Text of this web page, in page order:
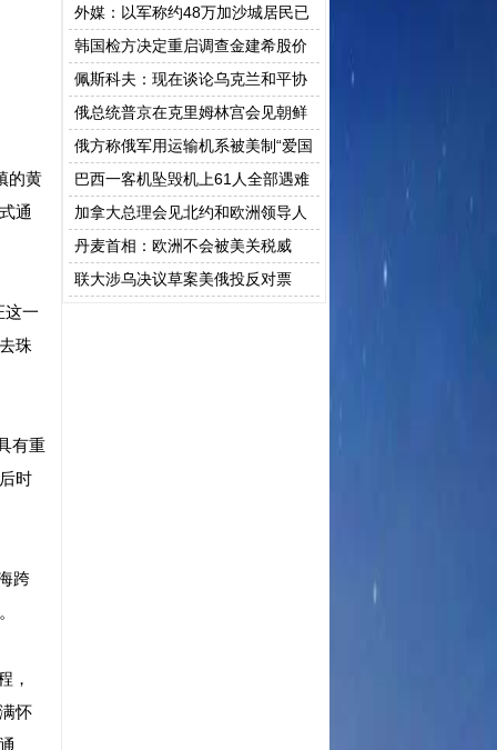
的黄
通
一
珠
有重
时
跨
，
怀
滇池湖畔庄园而作
外媒：以军称约48万加沙城居民已
撤往加沙地带南部
韩国检方决定重启调查金建希股价
操纵案
佩斯科夫：现在谈论乌克兰和平协
议即将达成为时尚早
俄总统普京在克里姆林宫会见朝鲜
外务相崔善姬
俄方称俄军用运输机系被美制“爱国
者”导弹击落
巴西一客机坠毁机上61人全部遇难
加拿大总理会见北约和欧洲领导人
致力于深化合作
丹麦首相：欧洲不会被美关税威
胁“勒索”
联大涉乌决议草案美俄投反对票